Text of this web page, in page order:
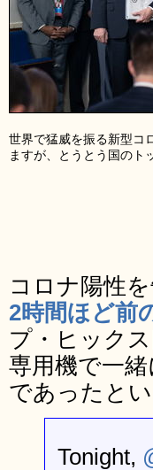
世界で猛威を振る新型コ
ますが、とうとう国のト
コロナ陽性
2時間ほど前
プ・ヒック
専用機で一
であったと
Tonight,